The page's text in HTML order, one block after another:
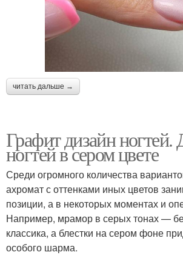
читать дальше →
Графит дизайн ногтей.
ногтей в сером цвете
Среди огромного количества
ахромат с оттенками иных цветов
позиции, а в некоторых моментах и
Например, мрамор в серых тонах —
классика, а блестки на сером фоне
особого шарма.